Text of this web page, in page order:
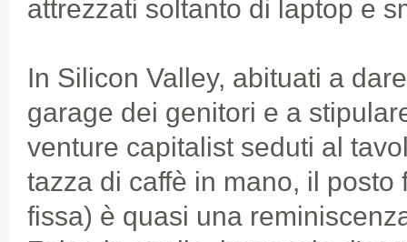
attrezzati soltanto di laptop e
In Silicon Valley, abituati a
garage dei genitori e a
venture capitalist seduti al
tazza di caffè in mano, il posto
fissa) è quasi una